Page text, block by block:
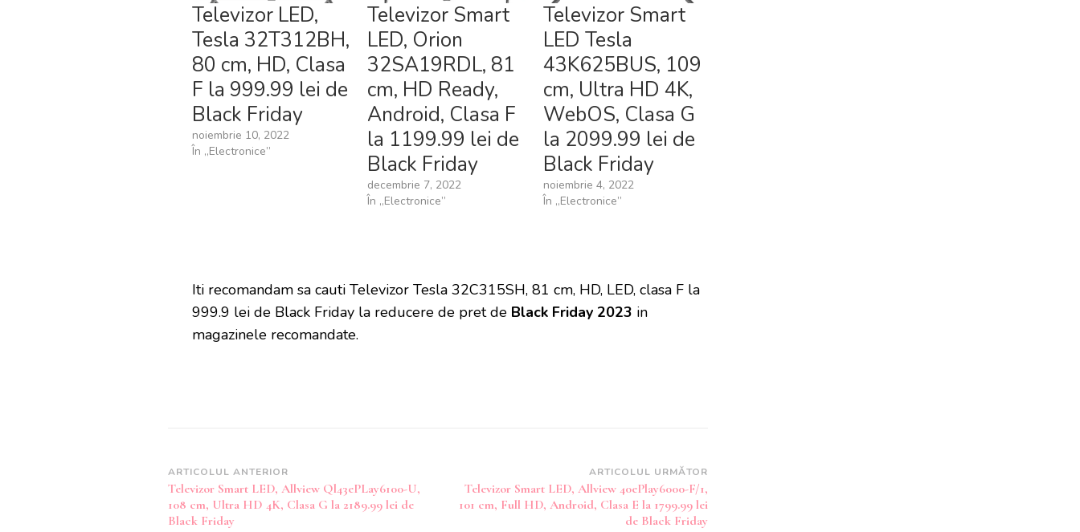
Televizor LED,
Tesla 32T312BH,
80 cm, HD, Clasa
F la 999.99 lei de
Black Friday
noiembrie 10, 2022
În „Electronice”
Televizor Smart
LED, Orion
32SA19RDL, 81
cm, HD Ready,
Android, Clasa F
la 1199.99 lei de
Black Friday
decembrie 7, 2022
În „Electronice”
Televizor Smart
LED Tesla
43K625BUS, 109
cm, Ultra HD 4K,
WebOS, Clasa G
la 2099.99 lei de
Black Friday
noiembrie 4, 2022
În „Electronice”
Iti recomandam sa cauti Televizor Tesla 32C315SH, 81 cm, HD, LED, clasa F la
999.9 lei de Black Friday la reducere de pret de Black Friday 2023 in
magazinele recomandate.
Navigare
în
articole
ARTICOLUL ANTERIOR
Televizor Smart LED, Allview Ql43ePLay6100-U,
108 cm, Ultra HD 4K, Clasa G la 2189.99 lei de
Black Friday
ARTICOLUL URMĂTOR
Televizor Smart LED, Allview 40ePlay6000-F/1,
101 cm, Full HD, Android, Clasa E la 1799.99 lei
de Black Friday